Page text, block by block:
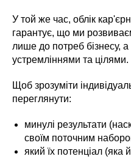
У той же час, облік
гарантує, що ми
лише до потреб бізнесу, а
устремліннями та цілями.
Щоб зрозуміти
переглянути:
минулі результати
своїм поточним
який їх потенціал (яка